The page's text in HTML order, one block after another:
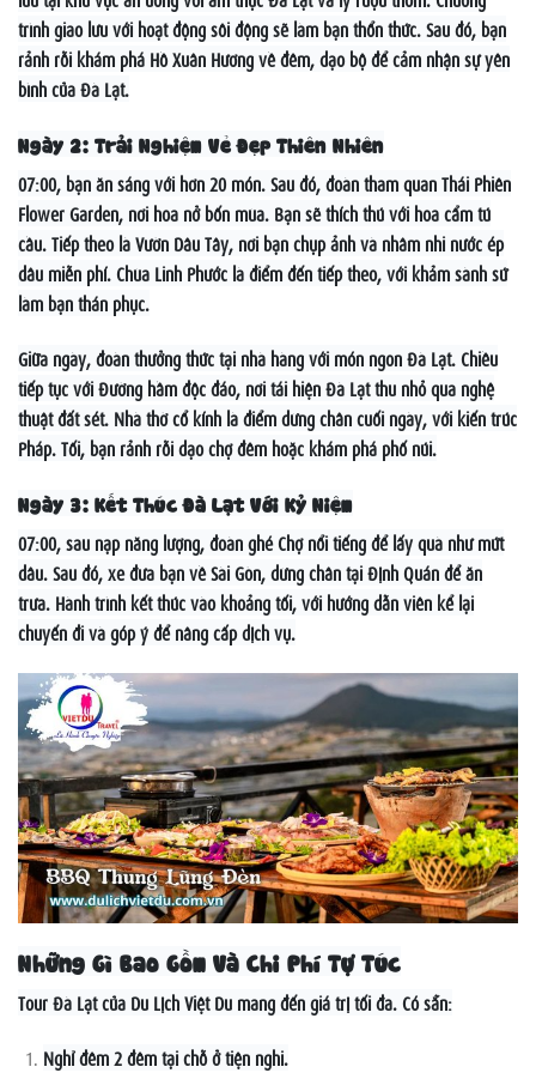
trình giao lưu với hoạt động sôi động sẽ làm bạn thổn thức. Sau đó, bạn
rảnh rỗi khám phá Hồ Xuân Hương về đêm, dạo bộ để cảm nhận sự yên
bình của Đà Lạt.
Ngày 2: Trải Nghiệm Vẻ Đẹp Thiên Nhiên
07:00, bạn ăn sáng với hơn 20 món. Sau đó, đoàn tham quan Thái Phiên
Flower Garden, nơi hoa nở bốn mùa. Bạn sẽ thích thú với hoa cẩm tú
cầu. Tiếp theo là Vườn Dâu Tây, nơi bạn chụp ảnh và nhâm nhi nước ép
dâu miễn phí. Chùa Linh Phước là điểm đến tiếp theo, với khảm sành sứ
làm bạn thán phục.
Giữa ngày, đoàn thưởng thức tại nhà hàng với món ngon Đà Lạt. Chiều
tiếp tục với Đường hầm độc đáo, nơi tái hiện Đà Lạt thu nhỏ qua nghệ
thuật đất sét. Nhà thờ cổ kính là điểm dừng chân cuối ngày, với kiến trúc
Pháp. Tối, bạn rảnh rỗi dạo chợ đêm hoặc khám phá phố núi.
Ngày 3: Kết Thúc Đà Lạt Với Kỷ Niệm
07:00, sau nạp năng lượng, đoàn ghé Chợ nổi tiếng để lấy quà như mứt
dâu. Sau đó, xe đưa bạn về Sài Gòn, dừng chân tại Định Quán để ăn
trưa. Hành trình kết thúc vào khoảng tối, với hướng dẫn viên kể lại
chuyến đi và góp ý để nâng cấp dịch vụ.
Những Gì Bao Gồm Và Chi Phí Tự Túc
Tour Đà Lạt của Du Lịch Việt Du mang đến giá trị tối đa. Có sẵn:
Nghỉ đêm 2 đêm tại chỗ ở tiện nghi.